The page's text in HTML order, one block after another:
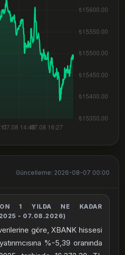
Güncelleme: 2026-08-07 00:00
1 YILDA NE KADAR
- 07.08.2026)
göre, XBANK hissesi
%-5,39 oranında